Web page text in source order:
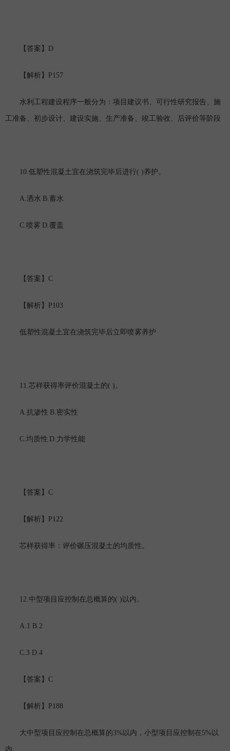
【答案】 D
【解析】 P157
水利工程建设程序一般分为：项目建议书、可行性研究报告、施
工准备、初步设计、建设实施、生产准备、竣工验收、后评价等阶段
10.低塑性混凝土宜在浇筑完毕后进行( )养护。
A.洒水 B.蓄水
C.喷雾 D.覆盖
【答案】 C
【解析】 P103
低塑性混凝土宜在浇筑完毕后立即喷雾养护
11.芯样获得率评价混凝土的( )。
A.抗渗性 B.密实性
C.均质性 D.力学性能
【答案】 C
【解析】 P122
芯样获得率：评价碾压混凝土的均质性。
12.中型项目应控制在总概算的( ) 以内。
A.1 B.2
C.3 D.4
【答案】 C
【解析】 P188
大中型项目应控制在总概算的 3% 以内，小型项目应控制在5% 以